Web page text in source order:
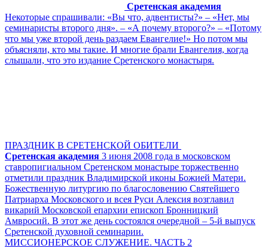
Сретенская академия
Некоторые спрашивали: «Вы что, адвентисты?» – «Нет, мы
семинаристы второго дня». – «А почему второго?» – «Потому
что мы уже второй день раздаем Евангелие!» Но потом мы
объясняли, кто мы такие. И многие брали Евангелия, когда
слышали, что это издание Сретенского монастыря.
ПРАЗДНИК В СРЕТЕНСКОЙ ОБИТЕЛИ
Сретенская академия 3 июня 2008 года в московском
ставропигиальном Сретенском монастыре торжественно
отметили праздник Владимирской иконы Божией Матери.
Божественную литургию по благословению Святейшего
Патриарха Московского и всея Руси Алексия возглавил
викарий Московской епархии епископ Бронницкий
Амвросий. В этот же день состоялся очередной – 5-й выпуск
Сретенской духовной семинарии.
МИССИОНЕРСКОЕ СЛУЖЕНИЕ. ЧАСТЬ 2